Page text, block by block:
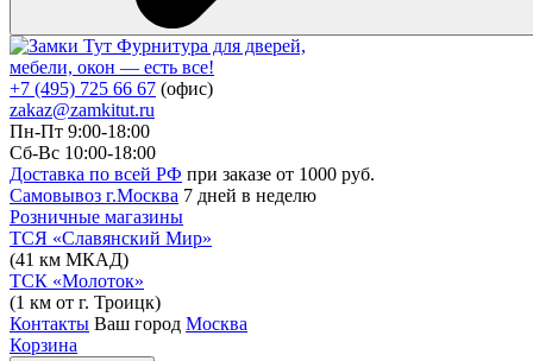
Фурнитура для дверей,
мебели, окон — есть все!
+7 (495) 725 66 67 (офис)
zakaz@zamkitut.ru
Пн-Пт 9:00-18:00
Сб-Вс 10:00-18:00
Доставка по всей РФ при заказе от 1000 руб.
Самовывоз г.Москва 7 дней в неделю
Розничные магазины
ТСЯ «Славянский Мир»
(41 км МКАД)
ТСК «Молоток»
(1 км от г. Троицк)
Контакты Ваш город Москва
Корзина